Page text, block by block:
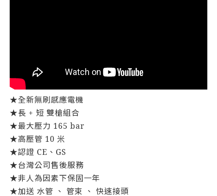
★全新無刷感應電機
★長 + 短 雙槍組合
★最大壓力 165 bar
★高壓管 10 米
★認證 CE、GS
★台灣公司售後服務
★非人為因素下保固一年
★加送 水管 、 管束 、 快速接頭